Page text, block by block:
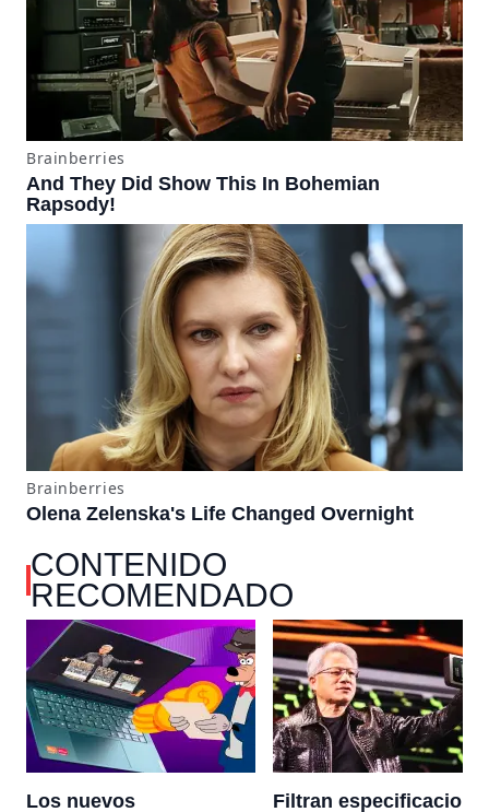
CONTENIDO
RECOMENDADO
Los nuevos
Filtran